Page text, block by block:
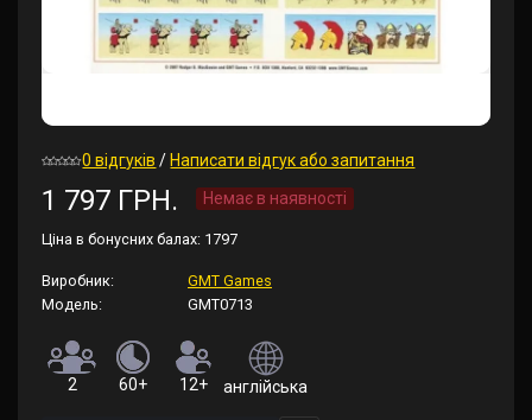
0 відгуків / Написати відгук або запитання
1 797 ГРН. Немає в наявності
Ціна в бонусних балах: 1797
Виробник:
GMT Games
Модель:
GMT0713
2 60+ 12+ англійська